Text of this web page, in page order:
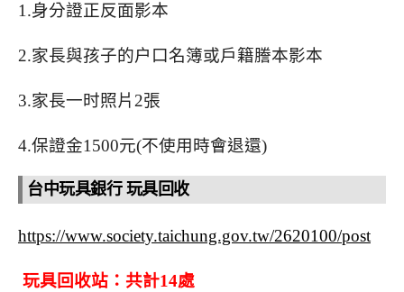
1.身分證正反面影本
2.家長與孩子的户口名簿或戶籍謄本影本
3.家長一时照片2張
4.保證金1500元(不使用時會退還)
台中玩具銀行 玩具回收
https://www.society.taichung.gov.tw/2620100/post
玩具回收站：共計14處